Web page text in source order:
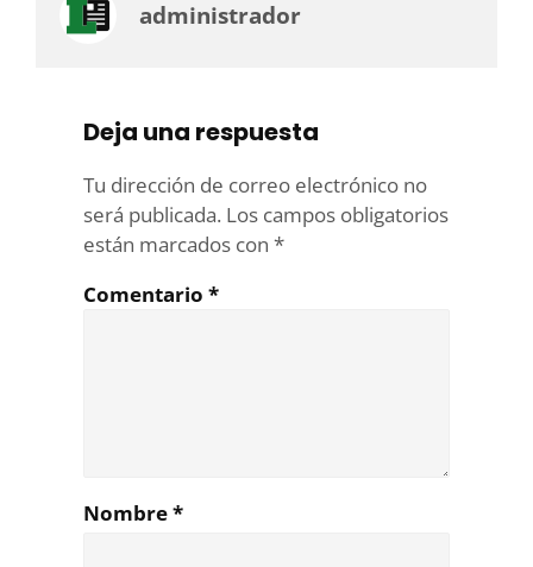
administrador
Deja una respuesta
Tu dirección de correo electrónico no
será publicada. Los campos obligatorios
están marcados con *
Comentario *
Nombre*